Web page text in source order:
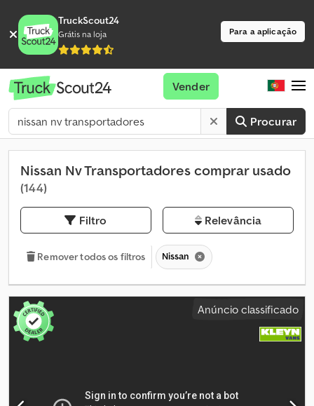
TruckScout24
Grátis na loja Para a aplicação
Procurar
Vender
Nissan Nv Transportadores comprar usado
(144)
Filtro Relevância
Remover todos os filtros Nissan
Anúncio classificado